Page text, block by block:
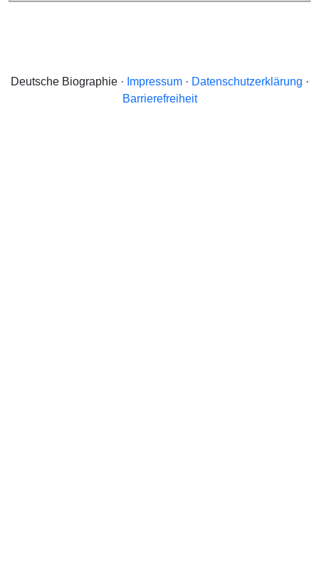
Deutsche Biographie · Impressum· Datenschutzerklärung ·
Barrierefreiheit